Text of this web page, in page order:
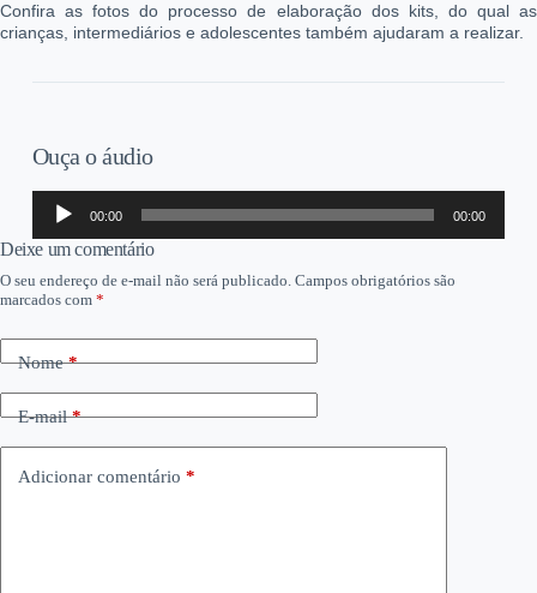
Confira as fotos do processo de elaboração dos kits, do qual as
crianças, intermediários e adolescentes também ajudaram a realizar.
Ouça o áudio
Tocador
áudio
00:00 00:00
Deixe um comentário
O seu endereço de e-mail não será publicado. Campos obrigatórios são
marcados com *
Nome*
E-mail*
Adicionar comentário *